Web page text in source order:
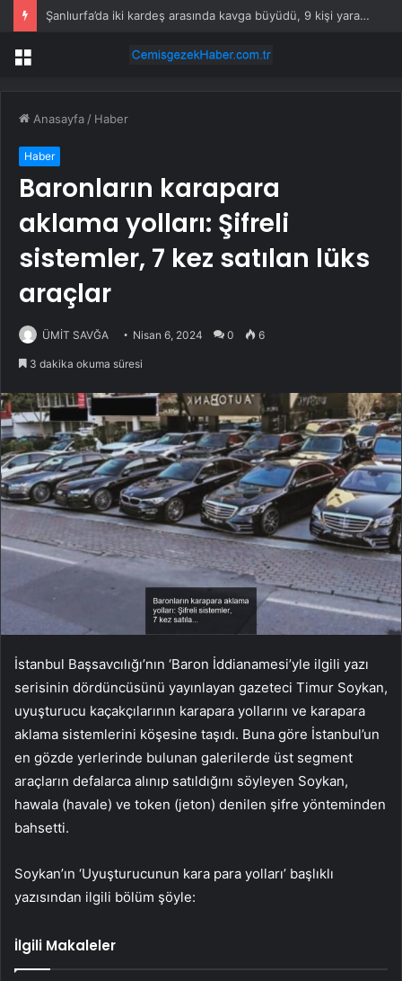
Şanlıurfa’da iki kardeş arasında kavga büyüdü, 9 kişi yaralandı
Menü
Anasayfa / Haber
Haber
Baronların karapara
aklama yolları: Şifreli
sistemler, 7 kez satılan lüks
araçlar
ÜMİT SAVĞA Nisan 6, 2024 0 6
3 dakika okuma süresi
İstanbul Başsavcılığı’nın ‘Baron İddianamesi’yle ilgili yazı
serisinin dördüncüsünü yayınlayan gazeteci Timur Soykan,
uyuşturucu kaçakçılarının karapara yollarını ve karapara
aklama sistemlerini köşesine taşıdı. Buna göre İstanbul’un
en gözde yerlerinde bulunan galerilerde üst segment
araçların defalarca alınıp satıldığını söyleyen Soykan,
hawala (havale) ve token (jeton) denilen şifre yönteminden
bahsetti.
Soykan’ın ‘Uyuşturucunun kara para yolları’ başlıklı
yazısından ilgili bölüm şöyle:
İlgili Makaleler